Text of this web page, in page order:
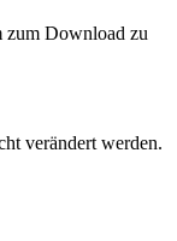
zum Download zu
verändert werden.